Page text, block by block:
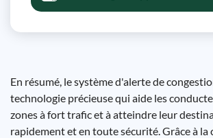
En résumé, le système d'alerte de
technologie précieuse qui aide les
zones à fort trafic et à atteindre leur
rapidement et en toute sécurité. Grâce à la